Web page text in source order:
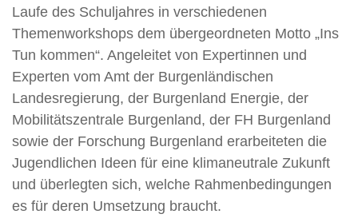
Laufe des Schuljahres in verschiedenen
Themenworkshops dem übergeordneten Motto „Ins
Tun kommen“. Angeleitet von Expertinnen und
Experten vom Amt der Burgenländischen
Landesregierung, der Burgenland Energie, der
Mobilitätszentrale Burgenland, der FH Burgenland
sowie der Forschung Burgenland erarbeiteten die
Jugendlichen Ideen für eine klimaneutrale Zukunft
und überlegten sich, welche Rahmenbedingungen
es für deren Umsetzung braucht.